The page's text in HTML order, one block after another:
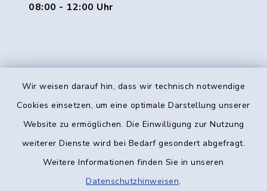
Wir weisen darauf hin, dass wir technisch notwendige
Cookies einsetzen, um eine optimale Darstellung unserer
Website zu ermöglichen. Die Einwilligung zur Nutzung
weiterer Dienste wird bei Bedarf gesondert abgefragt.
Weitere Informationen finden Sie in unseren
Datenschutzhinweisen.
08:00 - 12:00 Uhr
Kontakt
Datenschutz